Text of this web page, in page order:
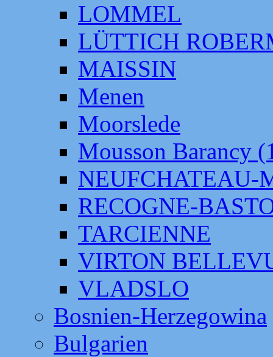
LOMMEL
LÜTTICH
MAISSIN
Menen
Moorslede
Mousson Barancy
NEUFCHATEAU-
RECOGNE-
TARCIENNE
VIRTON
VLADSLO
Bosnien-Herzegowina
Bulgarien